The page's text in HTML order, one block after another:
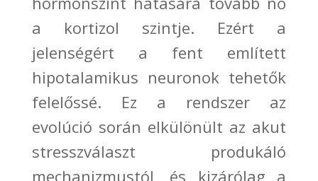
a kortizol szintje. Ezért a
jelenségért a fent említett
hipotalamikus neuronok tehetők
felelőssé. Ez a rendszer az
evolúció során elkülönült az akut
stresszválaszt produkáló
mechanizmustól, és kizárólag a